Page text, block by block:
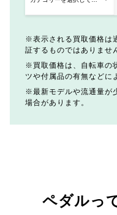
表示される買取価格は
証するものではありませ
買取価格は、自転車の
ツや付属品の有無などに
最新モデルや流通量が
場合があります。
ペダルっ